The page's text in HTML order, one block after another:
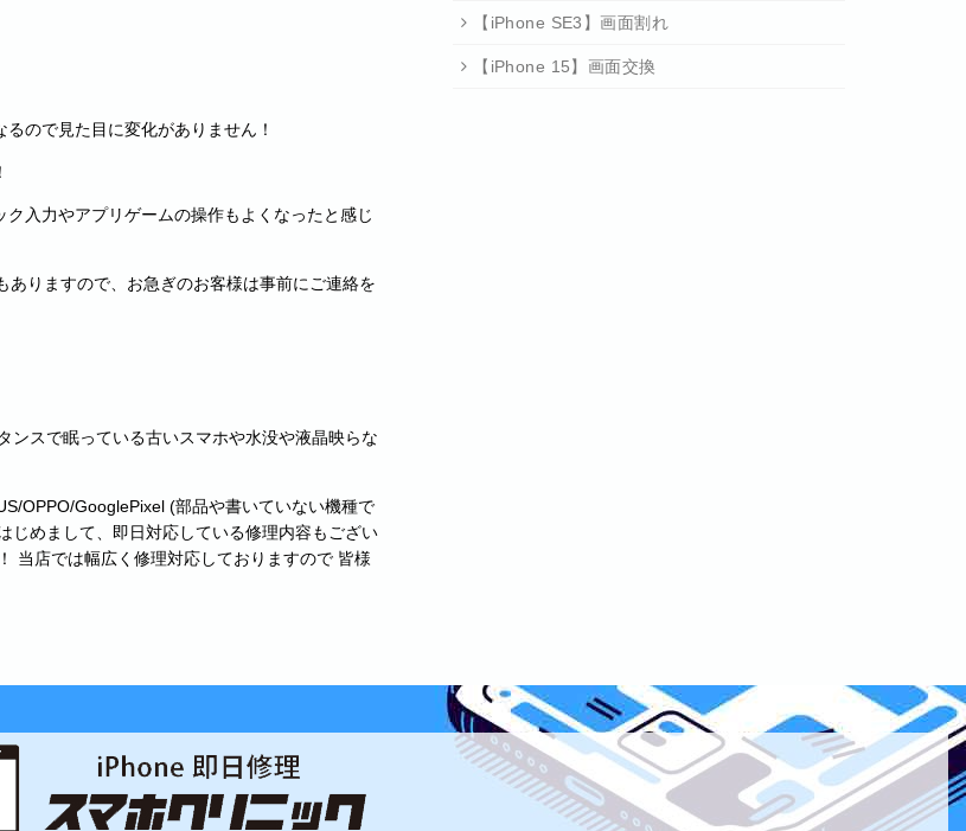
ので見た目に変化がありません！
入力やアプリゲームの操作もよくなったと感じ
りますので、お急ぎのお客様は事前にご連絡を
ンスで眠っている古いスマホや水没や液晶映らな
OPPO/GooglePixel (部品や書いていない機種で
じめまして、即日対応している修理内容もござい
当店では幅広く修理対応しておりますので 皆様
【iPhone SE3】画面割れ
【iPhone 15】画面交換